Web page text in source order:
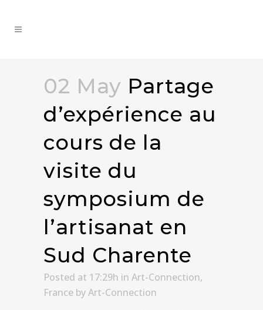
02 May Partage
d’expérience au
cours de la
visite du
symposium de
l’artisanat en
Sud Charente
Posted at 17:29h in Art-Connection,
France byArt-Connection